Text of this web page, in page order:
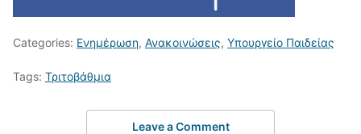
Categories: Ενημέρωση, Ανακοινώσεις, Υπουργείο Παιδείας
Tags: Τριτοβάθμια
Leave a Comment